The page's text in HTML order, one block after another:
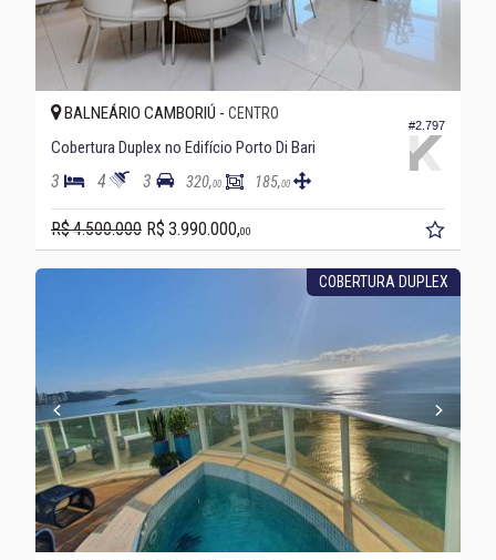
#2.797
BALNEÁRIO CAMBORIÚ - CENTRO
Cobertura Duplex no Edifício Porto Di Bari
3 4 3 320,00 185,00
R$ 4.500.000 R$ 3.990.000,00
COBERTURA DUPLEX